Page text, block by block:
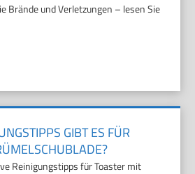
Brände und Verletzungen – lesen Sie
GIBT ES FÜR
Reinigungstipps für Toaster mit